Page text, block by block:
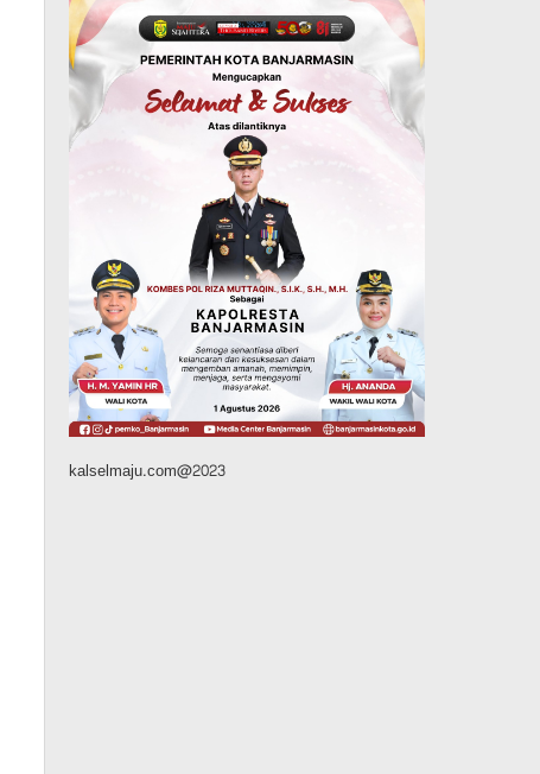
Kalsel
Operasi Sikat Intan 2026
Berakhir, Polda Kalsel
Amankan Ribuan Miras
Hingga Beberapa Tuak
Pemkab Balangan
Silaturahmi ke DPRD
Balangan, Kapolres AKBP
Arif Mansyur Perkuat
Koordinasi Keamanan
Daerah
kalselmaju.com@2023